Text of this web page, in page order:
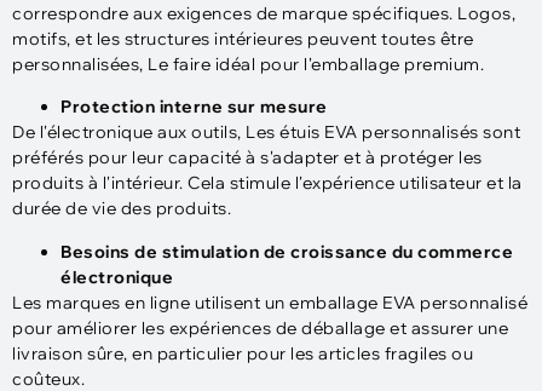
correspondre aux exigences de marque spécifiques. Logos,
motifs, et les structures intérieures peuvent toutes être
personnalisées, Le faire idéal pour l'emballage premium.
Protection interne sur mesure
De l'électronique aux outils, Les étuis EVA personnalisés sont
préférés pour leur capacité à s'adapter et à protéger les
produits à l'intérieur. Cela stimule l'expérience utilisateur et la
durée de vie des produits.
Besoins de stimulation de croissance du commerce
électronique
Les marques en ligne utilisent un emballage EVA personnalisé
pour améliorer les expériences de déballage et assurer une
livraison sûre, en particulier pour les articles fragiles ou
coûteux.